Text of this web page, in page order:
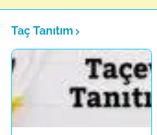
Taç Tanıtım